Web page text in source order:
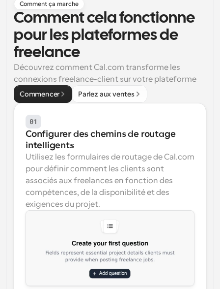
alimentés par l'IA
Flux de travail
Blog
Restez à jour avec les dernières nouvelles et mises à
jour
Réunions instantanées
Rencontrez des clients en quelques minutes
Liens de groupe dynamique
Réservez facilement des réunions avec plusieurs
personnes
Webhooks
Soyez informé lorsque quelque chose se passe
Comment ça marche
Comment cela fonctionne
pour les plateformes de
freelance
Découvrez comment Cal.com transforme les
connexions freelance-client sur votre plateforme
Commencer Parlez aux ventes
01
Configurer des chemins de routage
intelligents
Utilisez les formulaires de routage de Cal.com
pour définir comment les clients sont
associés aux freelances en fonction des
compétences, de la disponibilité et des
exigences du projet.